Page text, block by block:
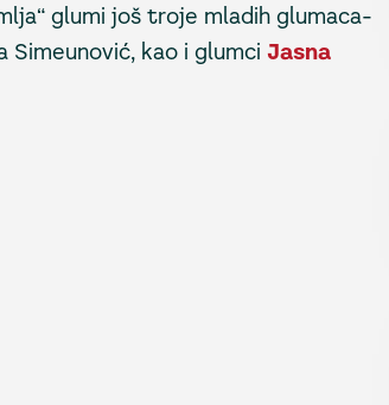
glumi još troje mladih glumaca-
Simeunović, kao i glumci Jasna